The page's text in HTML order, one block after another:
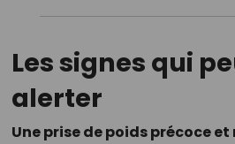
Les signes qui
alerter
Une prise de poids précoce